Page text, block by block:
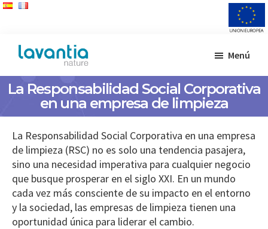
Saltar
contenido
principal
Saltar
pie
de
Nature
Fabricante
de
productos
de
limpieza
Menú
La Responsabilidad Social Corporativa
en una empresa de limpieza
La Responsabilidad Social Corporativa en una empresa
de limpieza (RSC) no es solo una tendencia pasajera,
sino una necesidad imperativa para cualquier negocio
que busque prosperar en el siglo XXI. En un mundo
cada vez más consciente de su impacto en el entorno
y la sociedad, las empresas de limpieza tienen una
oportunidad única para liderar el cambio.